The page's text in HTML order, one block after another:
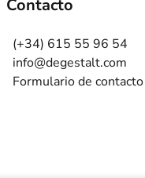
Contacto
(+34) 615 55 96 54
info@degestalt.com
Formulario de contacto